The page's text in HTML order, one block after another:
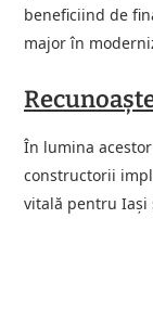
beneficiind de
major în
În lumina
constructorii
vitală pentru Iași